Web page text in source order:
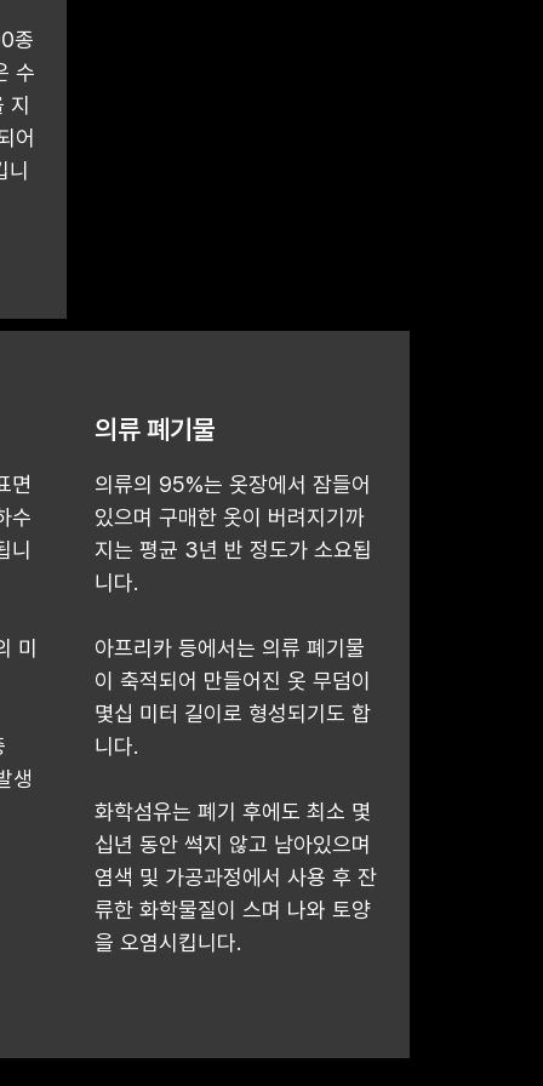
종
수
지
어
면
수
니
미
생
의류 폐기물
의류의 95%는 옷장에서 잠들어
있으며 구매한 옷이 버려지기까
지는 평균 3년 반 정도가 소요됩
니다.
아프리카 등에서는 의류 폐기물
이 축적되어 만들어진 옷 무덤이
몇십 미터 길이로 형성되기도 합
니다.
화학섬유는 폐기 후에도 최소 몇
십년 동안 썩지 않고 남아있으며
염색 및 가공과정에서 사용 후 잔
류한 화학물질이 스며 나와 토양
을 오염시킵니다.